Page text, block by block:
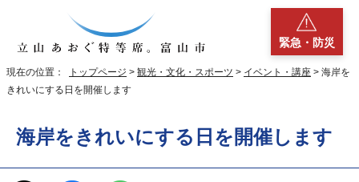
緊急・防災
現在の位置： トップページ > 観光・文化・スポーツ > イベント・講座 > 海岸を
きれいにする日を開催します
海岸をきれいにする日を開催します